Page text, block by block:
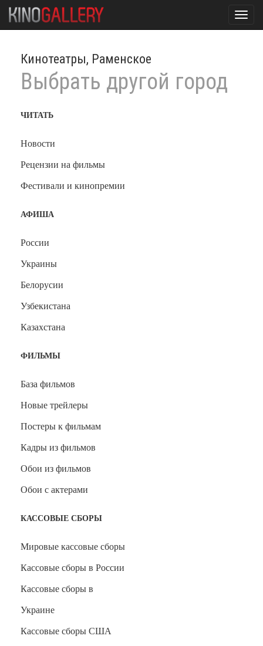
Кинотеатры, Раменское
Выбрать другой город
ЧИТАТЬ
Новости
Рецензии на фильмы
Фестивали и кинопремии
АФИША
России
Украины
Белорусии
Узбекистана
Казахстана
ФИЛЬМЫ
База фильмов
Новые трейлеры
Постеры к фильмам
Кадры из фильмов
Обои из фильмов
Обои с актерами
КАССОВЫЕ СБОРЫ
Мировые кассовые сборы
Кассовые сборы в России
Кассовые сборы в
Украине
Кассовые сборы США